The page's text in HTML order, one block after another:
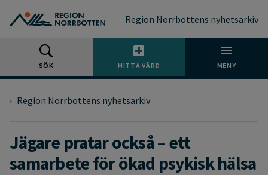
Region Norrbottens nyhetsarkiv
SÖK HITTA VÅRD MENY
Region Norrbottens nyhetsarkiv
Jägare pratar också – ett
samarbete för ökad psykisk hälsa